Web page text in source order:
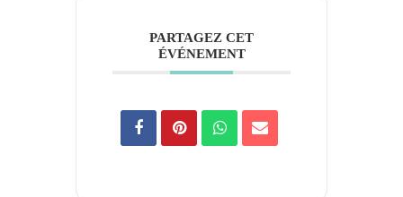
PARTAGEZ CET
ÉVÉNEMENT